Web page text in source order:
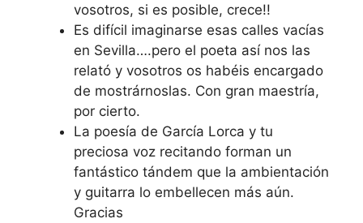
vosotros, si es posible, crece!!
Es difícil imaginarse esas calles vacías
en Sevilla….pero el poeta así nos las
relató y vosotros os habéis encargado
de mostrárnoslas. Con gran maestría,
por cierto.
La poesía de García Lorca y tu
preciosa voz recitando forman un
fantástico tándem que la ambientación
y guitarra lo embellecen más aún.
Gracias